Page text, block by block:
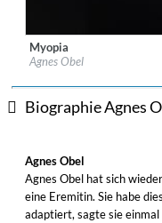
Label:Deutsche
Genre: Songwriter
Myopia
Agnes Obel
Biographie Agnes
Agnes Obel
Agnes Obel hat sich
eine Eremitin. Sie habe
adaptiert, sagte sie